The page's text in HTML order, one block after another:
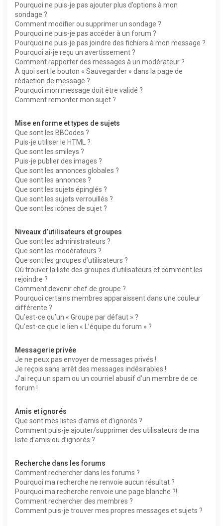
Pourquoi ne puis-je pas ajouter plus d’options à mon
sondage ?
Comment modifier ou supprimer un sondage ?
Pourquoi ne puis-je pas accéder à un forum ?
Pourquoi ne puis-je pas joindre des fichiers à mon message ?
Pourquoi ai-je reçu un avertissement ?
Comment rapporter des messages à un modérateur ?
À quoi sert le bouton « Sauvegarder » dans la page de
rédaction de message ?
Pourquoi mon message doit être validé ?
Comment remonter mon sujet ?
Mise en forme et types de sujets
Que sont les BBCodes ?
Puis-je utiliser le HTML ?
Que sont les smileys ?
Puis-je publier des images ?
Que sont les annonces globales ?
Que sont les annonces ?
Que sont les sujets épinglés ?
Que sont les sujets verrouillés ?
Que sont les icônes de sujet ?
Niveaux d’utilisateurs et groupes
Que sont les administrateurs ?
Que sont les modérateurs ?
Que sont les groupes d’utilisateurs ?
Où trouver la liste des groupes d’utilisateurs et comment les
rejoindre ?
Comment devenir chef de groupe ?
Pourquoi certains membres apparaissent dans une couleur
différente ?
Qu’est-ce qu’un « Groupe par défaut » ?
Qu’est-ce que le lien « L’équipe du forum » ?
Messagerie privée
Je ne peux pas envoyer de messages privés !
Je reçois sans arrêt des messages indésirables !
J’ai reçu un spam ou un courriel abusif d’un membre de ce
forum !
Amis et ignorés
Que sont mes listes d’amis et d’ignorés ?
Comment puis-je ajouter/supprimer des utilisateurs de ma
liste d’amis ou d’ignorés ?
Recherche dans les forums
Comment rechercher dans les forums ?
Pourquoi ma recherche ne renvoie aucun résultat ?
Pourquoi ma recherche renvoie une page blanche ?!
Comment rechercher des membres ?
Comment puis-je trouver mes propres messages et sujets ?